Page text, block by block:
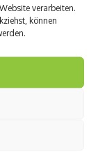
verarbeiten.
können
Power“